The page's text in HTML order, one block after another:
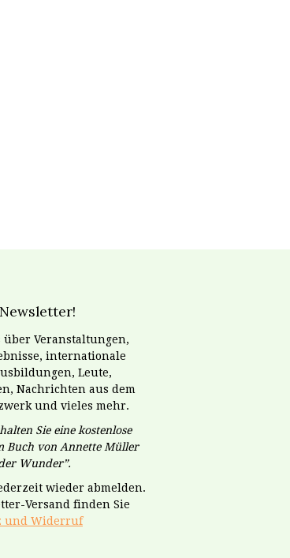
über Veranstaltungen,
internationale
Leute,
Nachrichten aus dem
und vieles mehr.
Sie eine kostenlose
Buch von Annette Müller
Wunder”.
wieder abmelden.
Versand finden Sie
und Widerruf